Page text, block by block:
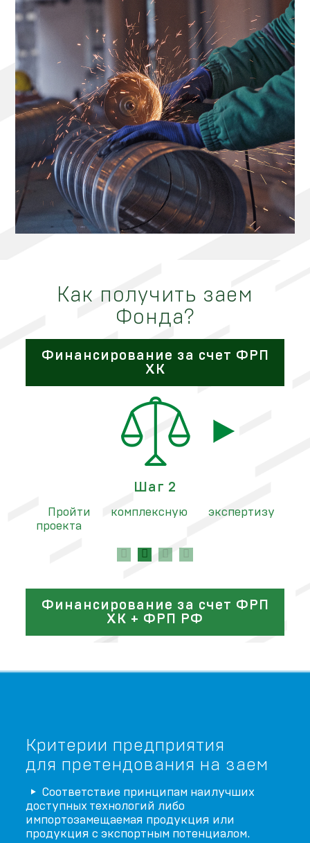
Как получить заем
Фонда?
Финансирование за счет ФРП
ХК
Шаг 2
Пройти комплексную экспертизу
проекта
Финансирование за счет ФРП
ХК + ФРП РФ
Критерии предприятия
для претендования на заем
Соответствие принципам наилучших
доступных технологий либо
импортозамещаемая продукция или
продукция с экспортным потенциалом.